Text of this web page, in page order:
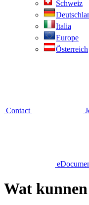
Schweiz
Italia
Europe
Österreich
Contact
Wat